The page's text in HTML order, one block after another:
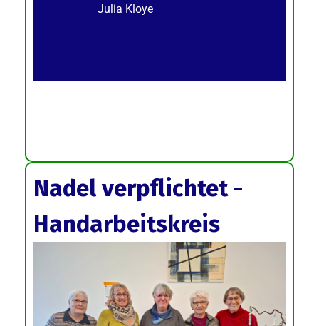
Julia Kloye
Nadel verpflichtet -
Handarbeitskreis